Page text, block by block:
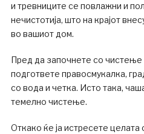
и тревниците се повлажни и
нечистотија, што на крајот
во вашиот дом.
Пред да започнете со чистење
подгответе правосмукалка,
со вода и четка. Исто така,
темелно чистење.
Откако ќе ја истресете целата